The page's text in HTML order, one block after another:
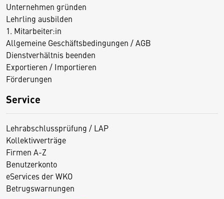
Unternehmen gründen
Lehrling ausbilden
1. Mitarbeiter:in
Allgemeine Geschäftsbedingungen / AGB
Dienstverhältnis beenden
Exportieren / Importieren
Förderungen
Service
Lehrabschlussprüfung / LAP
Kollektivverträge
Firmen A-Z
Benutzerkonto
eServices der WKO
Betrugswarnungen